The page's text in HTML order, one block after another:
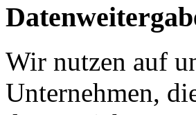
Wir nutzen auf
Unternehmen,